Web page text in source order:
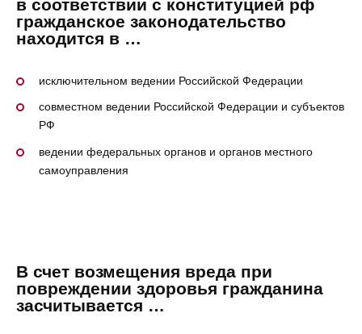
в соответствии с конституцией рф
гражданское законодательство
находится в …
исключительном ведении Российской Федерации
совместном ведении Российской Федерации и субъектов
РФ
ведении федеральных органов и органов местного
самоуправления
В счет возмещения вреда при
повреждении здоровья гражданина
засчитывается …